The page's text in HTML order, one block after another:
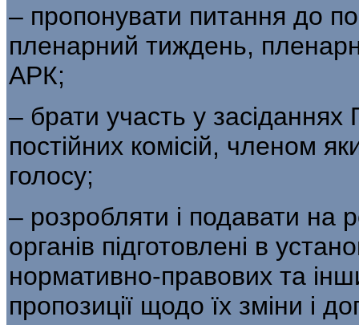
– пропонувати питання до
пленарний тиждень,
АРК;
– брати участь у
постійних комісій, членом
голосу;
– розробляти і подавати на
органів підготовлені в
нормативно-правових та
пропозиції щодо їх зміни і